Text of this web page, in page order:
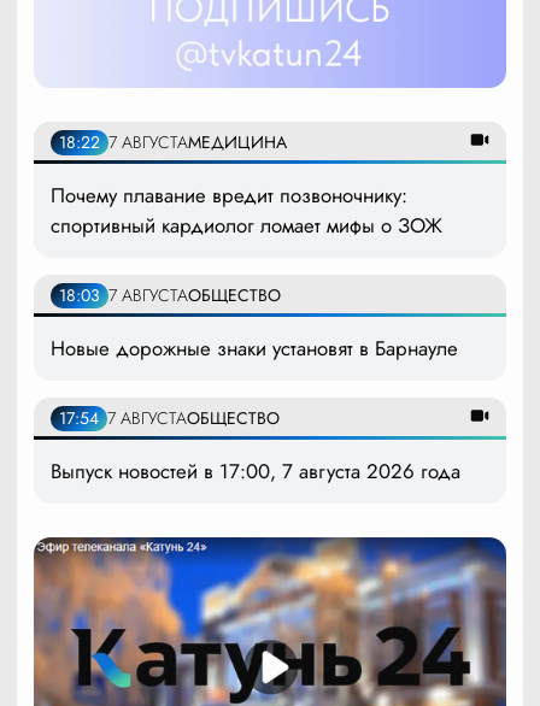
18:22 7 АВГУСТАМЕДИЦИНА
Почему плавание вредит позвоночнику:
спортивный кардиолог ломает мифы о ЗОЖ
18:03 7 АВГУСТАОБЩЕСТВО
Новые дорожные знаки установят в Барнауле
17:54 7 АВГУСТАОБЩЕСТВО
Выпуск новостей в 17:00, 7 августа 2026 года